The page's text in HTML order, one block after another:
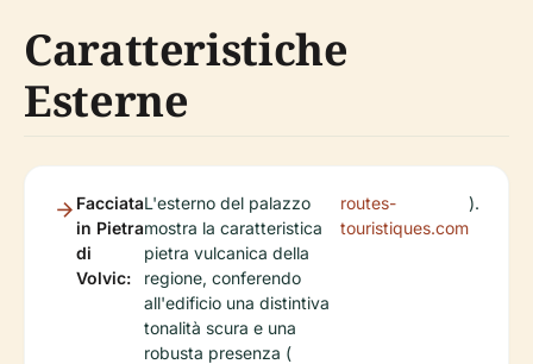
Caratteristiche
Esterne
Facciata
in Pietra
di
Volvic:
L'esterno del palazzo
mostra la caratteristica
pietra vulcanica della
regione, conferendo
all'edificio una distintiva
tonalità scura e una
robusta presenza (
routes-
touristiques.com
).